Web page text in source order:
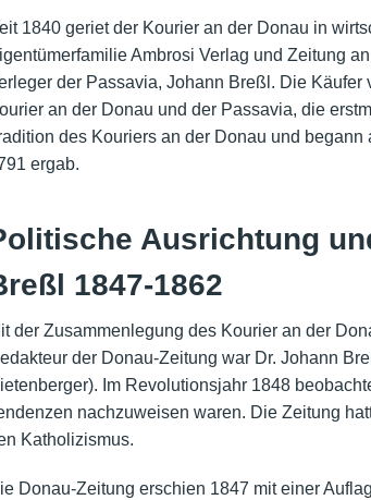
1840 geriet der Kourier an der Donau in
Ambrosi Verlag und Zeitung
der Passavia, Johann Breßl. Die
an der Donau und der Passavia, die
des Kouriers an der Donau und
ergab.
Ausrichtung
1847-1862
der Zusammenlegung des Kourier an der
der Donau-Zeitung war Dr. Johann
Im Revolutionsjahr 1848
nachzuweisen waren. Die Zeitung
Katholizismus.
Donau-Zeitung erschien 1847 mit einer